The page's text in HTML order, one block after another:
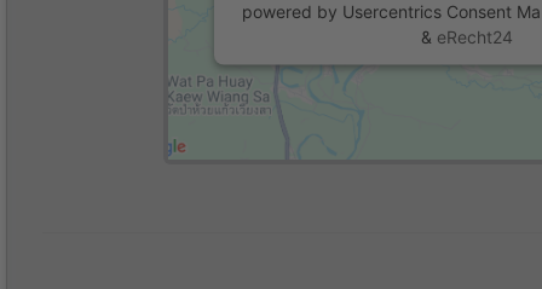
powered by Usercentrics Consent
& eRecht24